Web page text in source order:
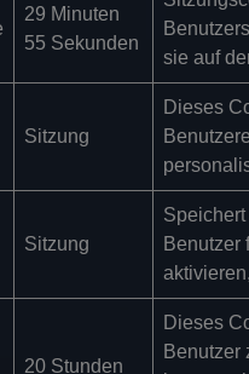
29 Minuten
55 Sekunden
sie auf
Sitzung
Dieses
Sitzung
Benutzer
20 Stunden
Dieses
Benutzer